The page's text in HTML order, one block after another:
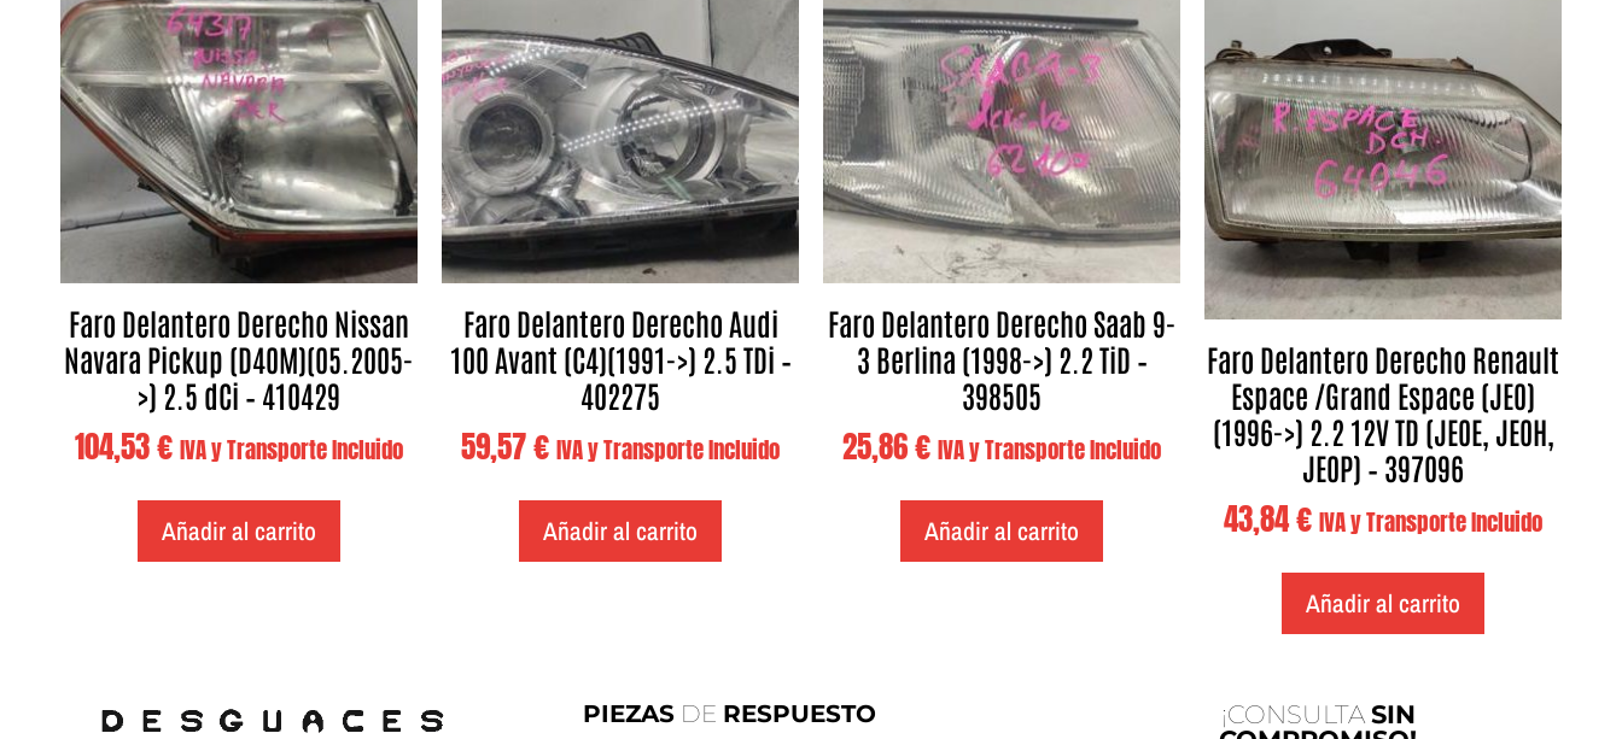
Faro Delantero Derecho Nissan
Navara Pickup (D40M)(05.2005-
>) 2.5 dCi – 410429
104,53€ IVA y Transporte Incluido
Añadir al carrito
Faro Delantero Derecho Audi
100 Avant (C4)(1991->) 2.5 TDi –
402275
59,57€ IVA y Transporte Incluido
Añadir al carrito
Faro Delantero Derecho Saab 9-
3 Berlina (1998->) 2.2 TiD –
398505
25,86€ IVA y Transporte Incluido
Añadir al carrito
Faro Delantero Derecho Renault
Espace /Grand Espace (JE0)
(1996->) 2.2 12V TD (JE0E, JE0H,
JE0P) – 397096
43,84€ IVA y Transporte Incluido
Añadir al carrito
PIEZASDE RESPUESTO ¡CONSULTA SIN